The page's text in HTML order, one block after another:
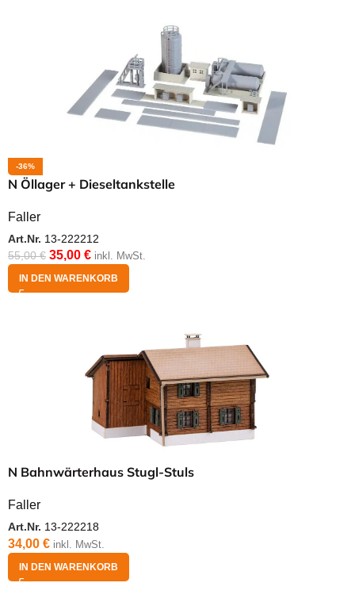
-36%
N Öllager + Dieseltankstelle
Faller
Art.Nr. 13-222212
55,00€ 35,00 € inkl. MwSt.
IN DEN WARENKORB
N Bahnwärterhaus Stugl-Stuls
Faller
Art.Nr. 13-222218
34,00 € inkl. MwSt.
IN DEN WARENKORB